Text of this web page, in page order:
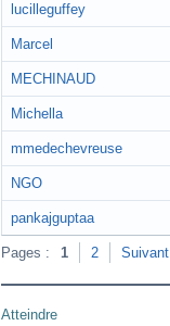
lucilleguffey
Marcel
MECHINAUD
Michella
mmedechevreuse
NGO
pankajguptaa
Pages : 1 2 Suivant
Atteindre